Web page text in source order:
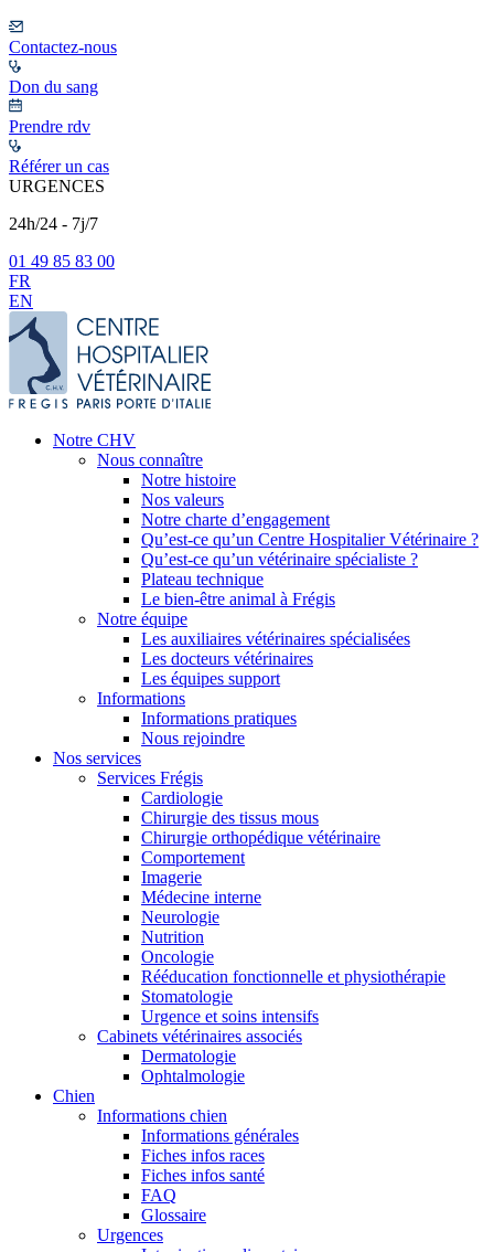
Contactez-nous
Don du sang
Prendre rdv
Référer un cas
URGENCES
24h/24 - 7j/7
01 49 85 83 00
FR
EN
Notre CHV
Nous connaître
Notre histoire
Nos valeurs
Notre charte d’engagement
Qu’est-ce qu’un Centre Hospitalier Vétérinaire ?
Qu’est-ce qu’un vétérinaire spécialiste ?
Plateau technique
Le bien-être animal à Frégis
Notre équipe
Les auxiliaires vétérinaires spécialisées
Les docteurs vétérinaires
Les équipes support
Informations
Informations pratiques
Nous rejoindre
Nos services
Services Frégis
Cardiologie
Chirurgie des tissus mous
Chirurgie orthopédique vétérinaire
Comportement
Imagerie
Médecine interne
Neurologie
Nutrition
Oncologie
Rééducation fonctionnelle et physiothérapie
Stomatologie
Urgence et soins intensifs
Cabinets vétérinaires associés
Dermatologie
Ophtalmologie
Chien
Informations chien
Informations générales
Fiches infos races
Fiches infos santé
FAQ
Glossaire
Urgences